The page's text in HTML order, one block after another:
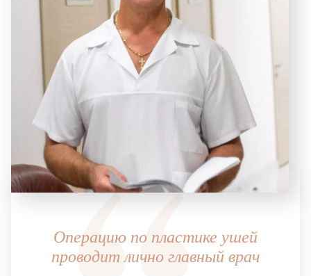
Операцию по пластике ушей
проводит лично главный врач